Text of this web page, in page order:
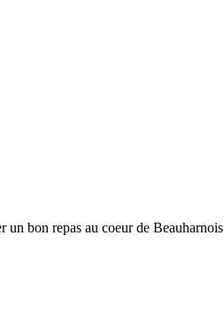
un bon repas au coeur de Beauharnois